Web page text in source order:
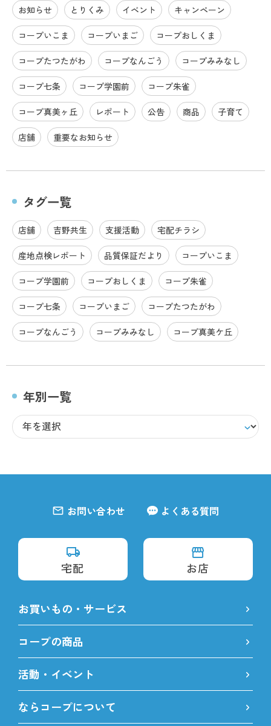
お知らせ とりくみ イベント キャンペーン
コープいこま コープいまご コープおしくま
コープたつたがわ コープなんごう コープみみなし
コープ七条 コープ学園前 コープ朱雀
コープ真美ヶ丘 レポート 公告 商品 子育て
店舗 重要なお知らせ
タグ一覧
店舗 吉野共生 支援活動 宅配チラシ
産地点検レポート 品質保証だより コープいこま
コープ学園前 コープおしくま コープ朱雀
コープ七条 コープいまご コープたつたがわ
コープなんごう コープみみなし コープ真美ケ丘
年別一覧
お問い合わせ よくある質問
宅配 お店
お買いもの・サービス
コープの商品
活動・イベント
ならコープについて